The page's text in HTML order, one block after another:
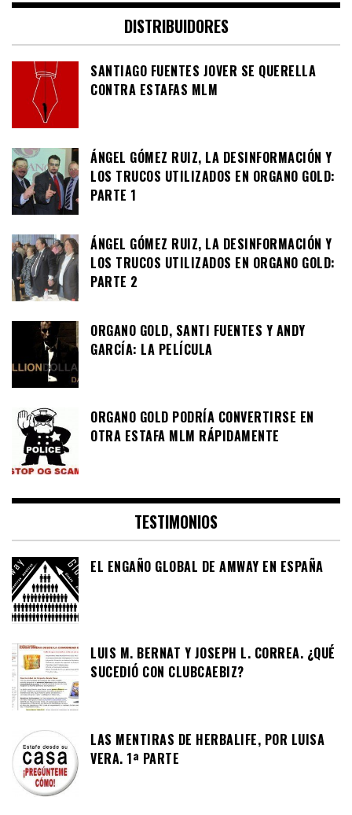
DISTRIBUIDORES
SANTIAGO FUENTES JOVER SE QUERELLA
CONTRA ESTAFAS MLM
ÁNGEL GÓMEZ RUIZ, LA DESINFORMACIÓN Y
LOS TRUCOS UTILIZADOS EN ORGANO GOLD:
PARTE 1
ÁNGEL GÓMEZ RUIZ, LA DESINFORMACIÓN Y
LOS TRUCOS UTILIZADOS EN ORGANO GOLD:
PARTE 2
ORGANO GOLD, SANTI FUENTES Y ANDY
GARCÍA: LA PELÍCULA
ORGANO GOLD PODRÍA CONVERTIRSE EN
OTRA ESTAFA MLM RÁPIDAMENTE
TESTIMONIOS
EL ENGAÑO GLOBAL DE AMWAY EN ESPAÑA
LUIS M. BERNAT Y JOSEPH L. CORREA. ¿QUÉ
SUCEDIÓ CON CLUBCAEBIZ?
LAS MENTIRAS DE HERBALIFE, POR LUISA
VERA. 1ª PARTE